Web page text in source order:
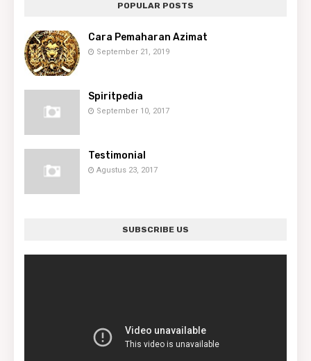
POPULAR POSTS
Cara Pemaharan Azimat
September 21, 2019
Spiritpedia
September 10, 2017
Testimonial
Agustus 23, 2017
SUBSCRIBE US